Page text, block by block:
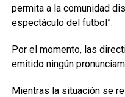
permita a la comunidad
espectáculo del futbol”.
Por el momento, las
emitido ningún
Mientras la situación se